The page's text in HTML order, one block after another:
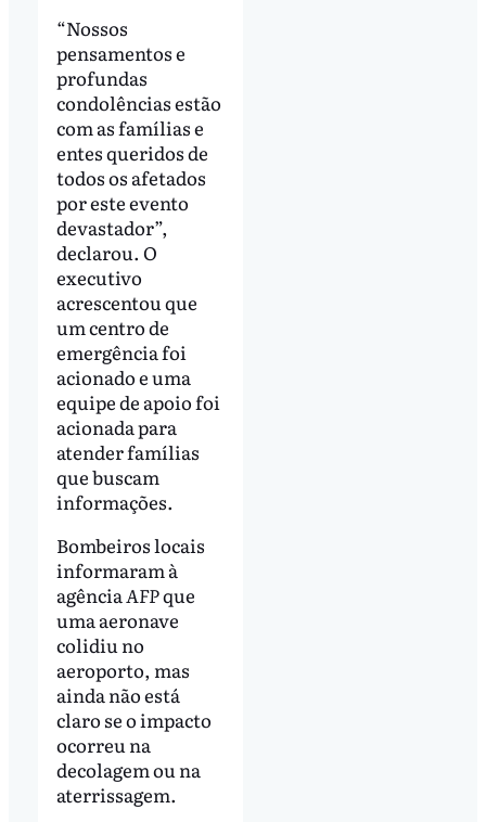
“Nossos
pensamentos e
profundas
condolências estão
com as famílias e
entes queridos de
todos os afetados
por este evento
devastador”,
declarou. O
executivo
acrescentou que
um centro de
emergência foi
acionado e uma
equipe de apoio foi
acionada para
atender famílias
que buscam
informações.
Bombeiros locais
informaram à
agênciaAFPque
uma aeronave
colidiu no
aeroporto, mas
ainda não está
claro se o impacto
ocorreu na
decolagem ou na
aterrissagem.